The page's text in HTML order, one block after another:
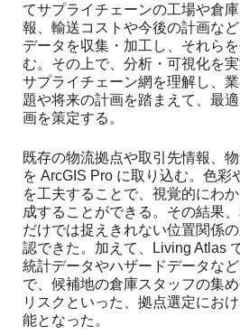
てサプライチェーンの工場や倉
報、輸送コストや今後の計画な
データを収集・加工し、それら
む。その上で、分析・可視化を
サプライチェーン網を理解し、
題や将来の計画を踏まえて、最
画を策定する。
既存の物流拠点や取引先情報、
を ArcGIS Pro に取り込む。色彩
を工夫することで、視覚的にわ
成することができる。その結果
だけでは捉えきれない位置関係
認できた。加えて、Living Atlas
統計データやハザードデータな
で、候補地の倉庫スタッフの集
リスクといった、拠点選定にお
能となった。